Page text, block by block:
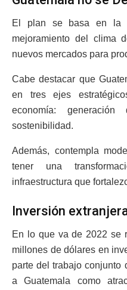
El plan se basa en la
mejoramiento del clima
nuevos mercados para
Cabe destacar que
en tres ejes
economía:
sostenibilidad.
Además, contempla
tener una
infraestructura que
Inversión
En lo que va de 2022 se
millones de dólares en
parte del trabajo conjunto
a Guatemala como